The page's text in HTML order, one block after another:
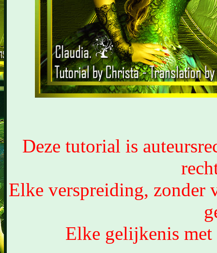
Deze tutorial is
Elke verspreiding, zonder
Elke gelijkenis met